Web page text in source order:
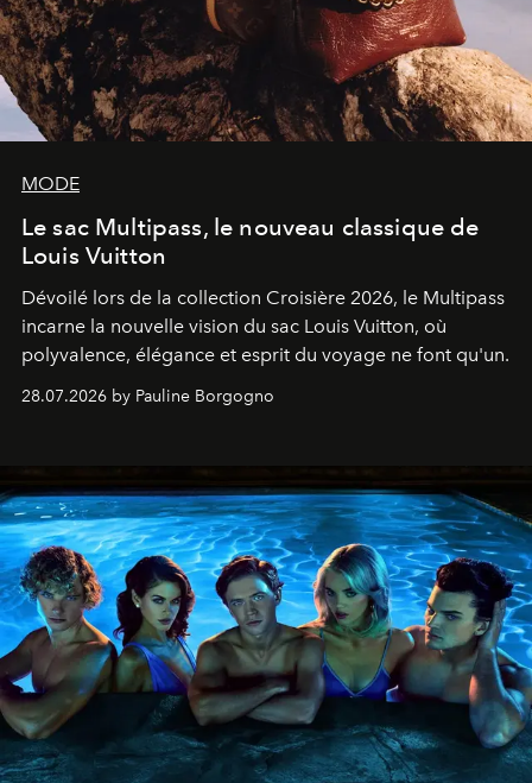
MODE
Le sac Multipass, le nouveau classique de
Louis Vuitton
Dévoilé lors de la collection Croisière 2026, le Multipass
incarne la nouvelle vision du sac Louis Vuitton, où
polyvalence, élégance et esprit du voyage ne font qu'un.
28.07.2026 by Pauline Borgogno